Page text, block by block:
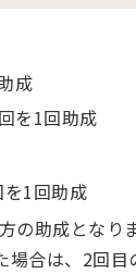
成
を1回助成
1回助成
助成となりま
合は、2回